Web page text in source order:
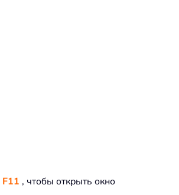
F11 , чтобы открыть окно